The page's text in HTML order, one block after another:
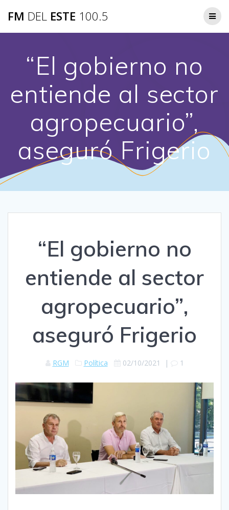
FM DEL ESTE 100.5
“El gobierno no
entiende al sector
agropecuario”,
aseguró Frigerio
“El gobierno no
entiende al sector
agropecuario”,
aseguró Frigerio
RGM Política 02/10/2021 | 1